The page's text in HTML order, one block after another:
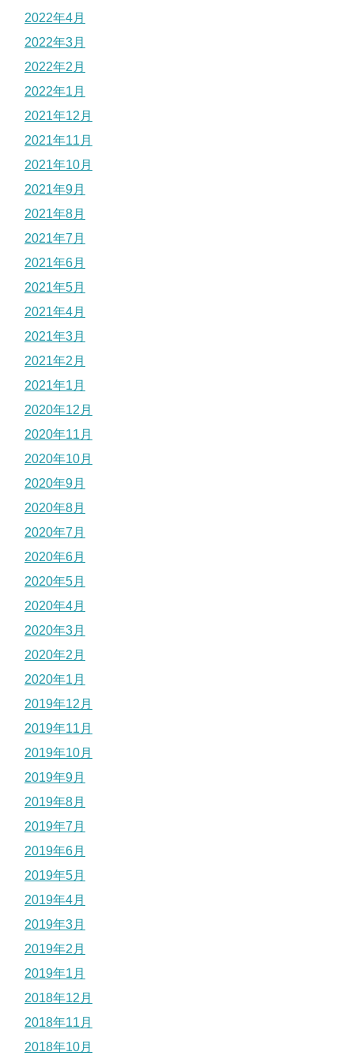
2022年4月
2022年3月
2022年2月
2022年1月
2021年12月
2021年11月
2021年10月
2021年9月
2021年8月
2021年7月
2021年6月
2021年5月
2021年4月
2021年3月
2021年2月
2021年1月
2020年12月
2020年11月
2020年10月
2020年9月
2020年8月
2020年7月
2020年6月
2020年5月
2020年4月
2020年3月
2020年2月
2020年1月
2019年12月
2019年11月
2019年10月
2019年9月
2019年8月
2019年7月
2019年6月
2019年5月
2019年4月
2019年3月
2019年2月
2019年1月
2018年12月
2018年11月
2018年10月